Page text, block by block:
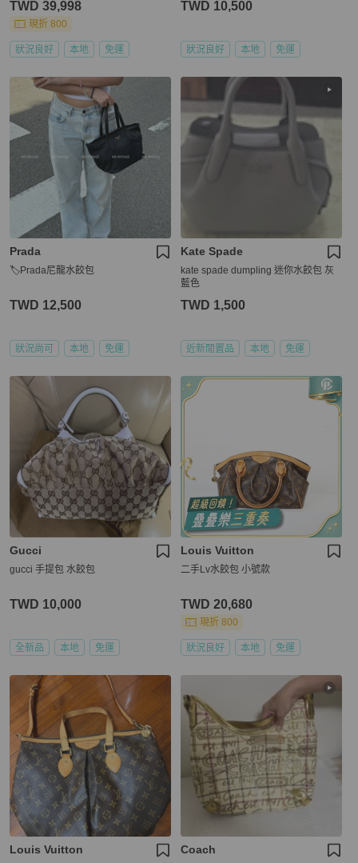
TWD 39,998
現折 800
狀況良好 本地 免運
TWD 10,500
狀況良好 本地 免運
Prada
🏷Prada尼龍水餃包
TWD 12,500
狀況尚可 本地 免運
Kate Spade
kate spade dumpling 迷你水餃包 灰
藍色
TWD 1,500
近新閒置品 本地 免運
Gucci
gucci 手提包 水餃包
TWD 10,000
全新品 本地 免運
Louis Vuitton
二手Lv水餃包 小號款
TWD 20,680
現折 800
狀況良好 本地 免運
Louis Vuitton Coach